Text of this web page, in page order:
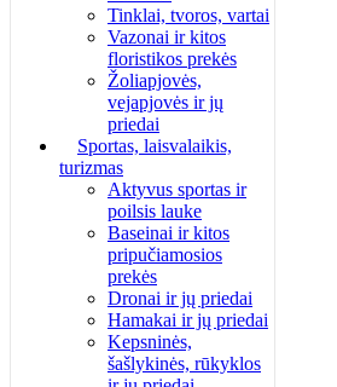
Tinklai, tvoros, vartai
Vazonai ir kitos
floristikos prekės
Žoliapjovės,
vejapjovės ir jų
priedai
Sportas, laisvalaikis,
turizmas
Aktyvus sportas ir
poilsis lauke
Baseinai ir kitos
pripučiamosios
prekės
Dronai ir jų priedai
Hamakai ir jų priedai
Kepsninės,
šašlykinės, rūkyklos